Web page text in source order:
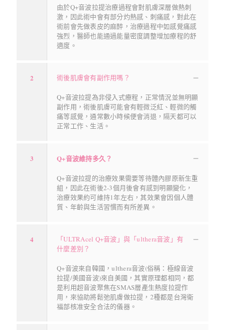
由於Q+音波拉提治療過程會對肌膚深層做熱刺
激，因此術中會有部分灼熱感、刺痛感，對此在
術前會先做表皮的麻醉，治療過程中如感覺痛感
強烈，醫師也能通過能量密度調整增加療程的舒
適度。
2 術後肌膚會有副作用嗎？
Q+音波拉提為非侵入式療程，正常情況並無明顯
副作用，術後肌膚可能會有輕微泛紅、輕微的觸
痛等感覺，通常數小時候便會消退，隔天都可以
正常工作、生活。
3 Q+音波維持多久？
Q+音波拉提的治療效果需要等待體內膠原新生重
組，因此在術後2-3個月後會有感到明顯變化，
治療效果約可維持1年左右，其效果會因個人體
質、年齡與生活習慣而有所差異。
4
「ULTRAcel Q+音波」與「ulthera音波」有
什麼差別？
Q+音波來自韓國，ulthera音波(俗稱：極線音波
拉提/美國音波)來自美國，其實原理都相同，都
是利用超音波聚焦在SMAS層產生熱度拉提作
用，來協助將鬆弛肌膚做拉提，2種都是台灣衛
福部核准安全合法的儀器。